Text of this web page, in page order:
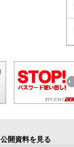
公開資料を見る